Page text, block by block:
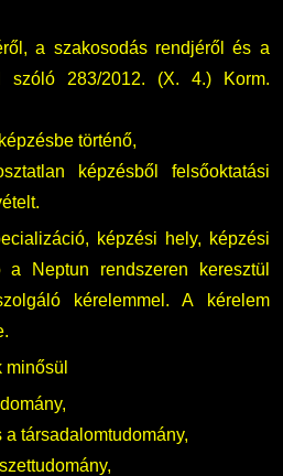
a szakosodás rendjéről és a
szóló 283/2012. (X. 4.) Korm.
történő,
képzésből felsőoktatási
képzési hely, képzési
Neptun rendszeren keresztül
kérelemmel. A kérelem
társadalomtudomány,